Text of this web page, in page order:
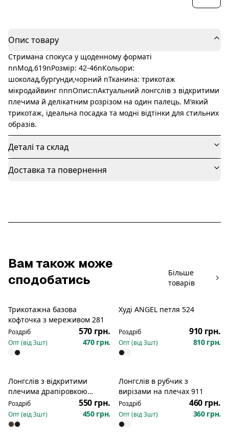
Опис товару
Стримана спокуса у щоденному форматі
nnМод.619nРозмір: 42-46nКольори:
шоколад,бургунди,чорний nТканина: трикотаж
мікродайвинг nnnОпис:nАктуальний лонгслів з відкритими
плечима й делікатним розрізом на один палець. М’який
трикотаж, ідеальна посадка та модні відтінки для стильних
образів.
Деталі та склад
Доставка та повернення
Вам також може
сподобатись
Більше
товарів
Трикотажна базова
кофточка з мереживом 281
Роздріб 570 грн.
Опт (від3шт) 470 грн.
Новинка
Худі ANGEL петля 524
Роздріб 910 грн.
Опт (від3шт) 810 грн.
Лонгслів з відкритими
плечима драпіровкою
вздовж плечей боків 116
Роздріб 550 грн.
Опт (від3шт) 450 грн.
Новинка
Лонгслів в рубчик з
вирізами на плечах 911
Роздріб 460 грн.
Опт (від3шт) 360 грн.